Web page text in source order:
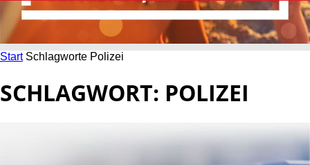
Start Schlagworte Polizei
SCHLAGWORT: POLIZEI